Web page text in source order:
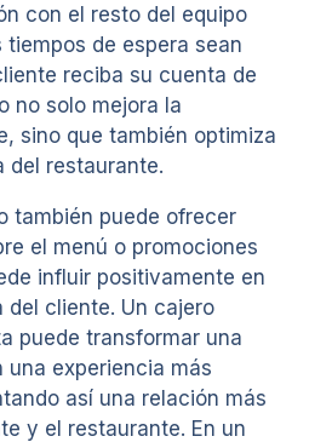
con el resto del equipo
de espera sean
reciba su cuenta de
no solo mejora la
sino que también optimiza
del restaurante.
también puede ofrecer
el menú o promociones
influir positivamente en
del cliente. Un cajero
puede transformar una
experiencia más
así una relación más
y el restaurante. En un